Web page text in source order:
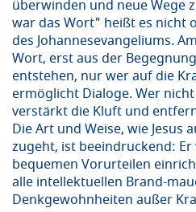
überwinden und neue Wege
war das Wort" heißt es nicht
des Johannesevangeliums.
Wort, erst aus der
entstehen, nur wer auf die
ermöglicht Dialoge. Wer
verstärkt die Kluft und
Die Art und Weise, wie Jesus
zugeht, ist beeindruckend:
bequemen Vorurteilen
alle intellektuellen Brand-
Denkgewohnheiten außer